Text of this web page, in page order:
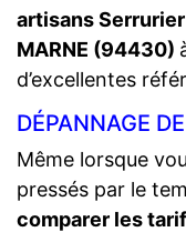
artisans Serrurier
MARNE (94430)
d’excellentes
DÉPANNAGE
Même lorsque
pressés par le
comparer les